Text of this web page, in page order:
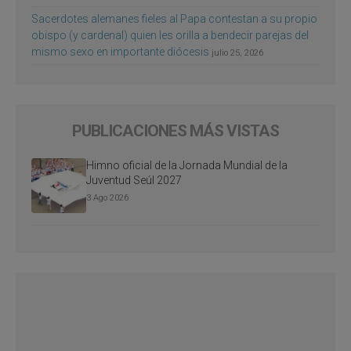
Sacerdotes alemanes fieles al Papa contestan a su propio
obispo (y cardenal) quien les orilla a bendecir parejas del
mismo sexo en importante diócesis julio 25, 2026
PUBLICACIONES MÁS VISTAS
Himno oficial de la Jornada Mundial de la
Juventud Seúl 2027
3 Ago 2026